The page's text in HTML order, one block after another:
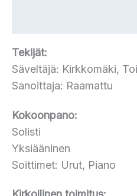
Tekijät:
Säveltäjä: Kirkkomäki,
Sanoittaja: Raamattu
Kokoonpano:
Solisti
Yksiääninen
Soittimet: Urut, Piano